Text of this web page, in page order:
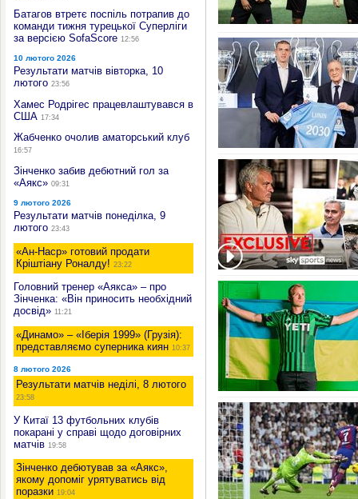
Батагов втретє поспіль потрапив до
команди тижня турецької Суперліги
за версією SofaScore 12:56
10 лютого 2026
Результати матчів вівторка, 10
лютого 23:56
Хамес Родрігес працевлаштувався в
США 17:34
Жабченко очолив аматорський клуб
16:57
Зінченко забив дебютний гол за
«Аякс» 09:31
9 лютого 2026
Результати матчів понеділка, 9
лютого 23:43
«Ан-Наср» готовий продати
Кріштіану Роналду! 23:22
Головний тренер «Аякса» – про
Зінченка: «Він приносить необхідний
досвід» 11:21
«Динамо» – «Іберія 1999» (Грузія):
представляємо суперника киян 10:37
8 лютого 2026
Результати матчів неділі, 8 лютого
23:58
У Китаї 13 футбольних клубів
покарані у справі щодо договірних
матчів 19:58
Зінченко дебютував за «Аякс»,
якому допоміг урятуватись від
поразки 19:04